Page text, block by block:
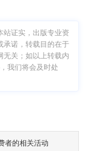
站证实，出版专业资
承诺，转载目的在于
无关；如以上转载内
我们将会及时处
者的相关活动